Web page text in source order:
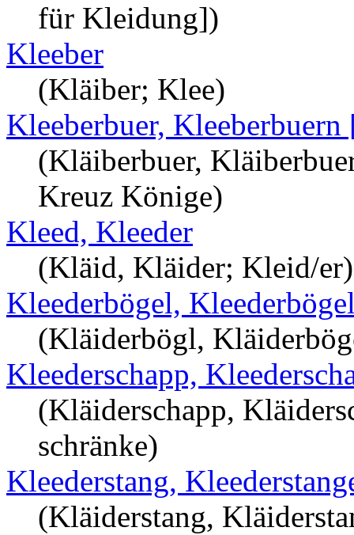
für Kleidung])
Kleeber
(Kläiber; Klee)
Kleeberbuer,
(Kläiberbuer,
Kreuz Könige)
Kleed, Kleeder
(Kläid, Kläider; Kleid/er)
Kleederbögel,
(Kläiderbögl,
Kleederschapp,
(Kläiderschapp,
schränke)
Kleederstang,
(Kläiderstang,